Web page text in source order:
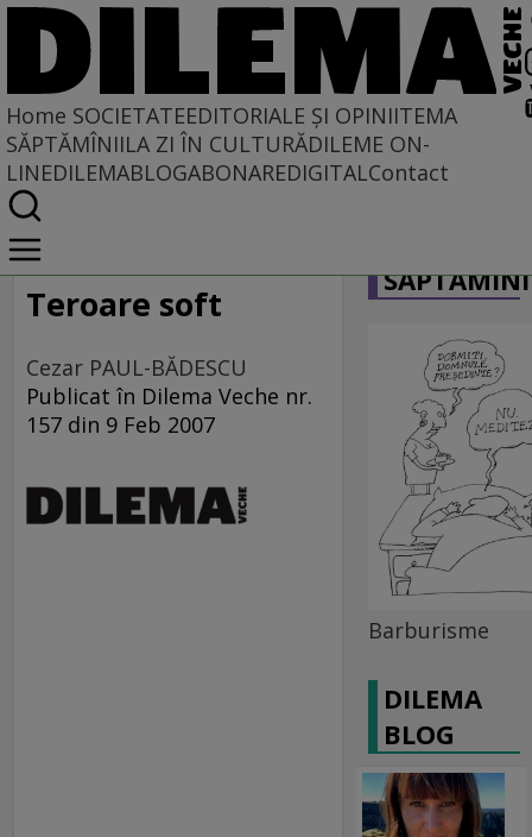
Home SOCIETATEEDITORIALE ȘI OPINIITEMA
SĂPTĂMÎNIILA ZI ÎN CULTURĂDILEME ON-
LINEDILEMABLOGABONAREDIGITALContact
Home
Societate
MASS COMEDIA
Teroare soft
Cezar PAUL-BĂDESCU
Publicat în Dilema Veche nr.
157 din 9 Feb 2007
Barburisme
DILEMA
BLOG